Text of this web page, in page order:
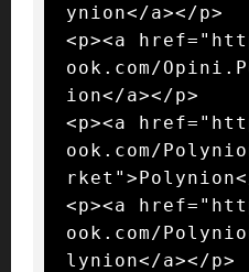
ynion</a></p>
<p><a
ook.com/
ion</a></p>
<p><a
ook.com/
<p><a
ook.com/
lynion</a></p>